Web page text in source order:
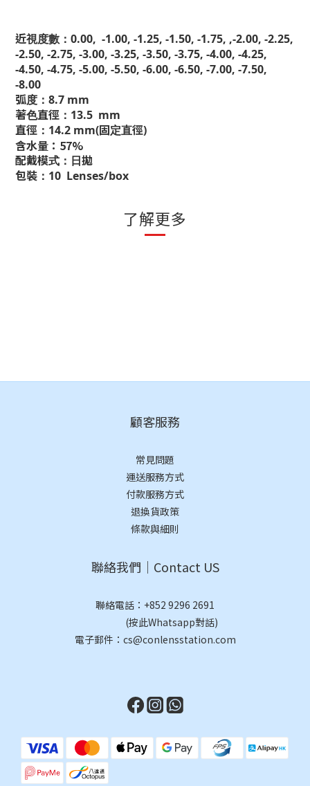
近視度數： 0.00, -1.00, -1.25, -1.50, -1.75, ,-2.00, -2.25,
-2.50, -2.75, -3.00, -3.25, -3.50, -3.75, -4.00, -4.25,
-4.50, -4.75, -5.00, -5.50, -6.00, -6.50, -7.00, -7.50,
-8.00
弧度：8.7 mm
著色直徑： 13.5 mm
直徑：14.2 mm(固定直徑)
含水量：57%
配戴模式：日拋
包裝： 10 Lenses/box
了解更多
顧客服務
常見問題
運送服務方式
付款服務方式
退換貨政策
條款與細則
聯絡我們｜Contact US
聯絡電話： +852 9296 2691
(按此Whatsapp對話)
電子郵件：cs@conlensstation.com